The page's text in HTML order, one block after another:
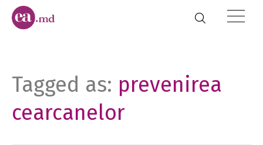
Tagged as: prevenirea
cearcanelor